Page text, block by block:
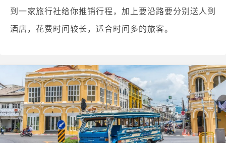
到一家旅行社给你推销行程，加上要沿路要分别送人到
酒店，花费时间较长，适合时间多的旅客。